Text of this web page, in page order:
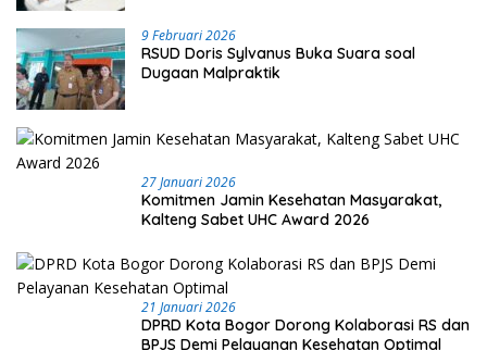
9 Februari 2026
RSUD Doris Sylvanus Buka Suara soal
Dugaan Malpraktik
27 Januari 2026
Komitmen Jamin Kesehatan Masyarakat,
Kalteng Sabet UHC Award 2026
21 Januari 2026
DPRD Kota Bogor Dorong Kolaborasi RS dan
BPJS Demi Pelayanan Kesehatan Optimal